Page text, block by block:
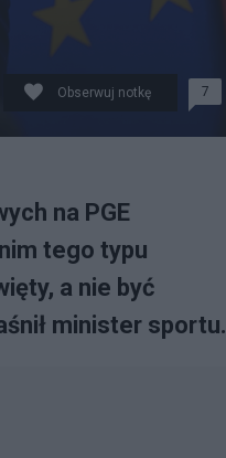
Obserwuj notkę 7
na PGE
tego typu
a nie być
minister sportu.